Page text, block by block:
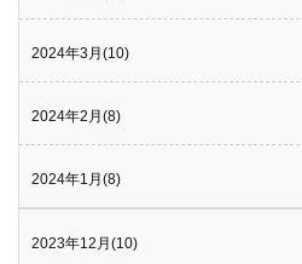
2024年3月(10)
2024年2月(8)
2024年1月(8)
2023年12月(10)